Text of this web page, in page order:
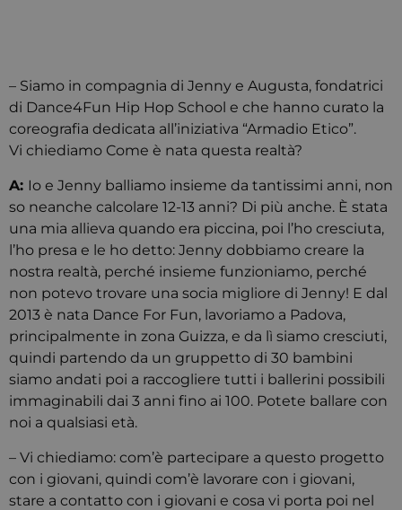
– Siamo in compagnia di Jenny e Augusta, fondatrici
di Dance4Fun Hip Hop School e che hanno curato la
coreografia dedicata all’iniziativa “Armadio Etico”.
Vi chiediamo Come è nata questa realtà?
A: Io e Jenny balliamo insieme da tantissimi anni, non
so neanche calcolare 12-13 anni? Di più anche. È stata
una mia allieva quando era piccina, poi l’ho cresciuta,
l’ho presa e le ho detto: Jenny dobbiamo creare la
nostra realtà, perché insieme funzioniamo, perché
non potevo trovare una socia migliore di Jenny! E dal
2013 è nata Dance For Fun, lavoriamo a Padova,
principalmente in zona Guizza, e da lì siamo cresciuti,
quindi partendo da un gruppetto di 30 bambini
siamo andati poi a raccogliere tutti i ballerini possibili
immaginabili dai 3 anni fino ai 100. Potete ballare con
noi a qualsiasi età.
– Vi chiediamo: com’è partecipare a questo progetto
con i giovani, quindi com’è lavorare con i giovani,
stare a contatto con i giovani e cosa vi porta poi nel